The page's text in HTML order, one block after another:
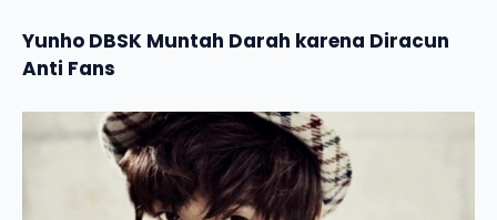
Yunho DBSK Muntah Darah karena Diracun
Anti Fans